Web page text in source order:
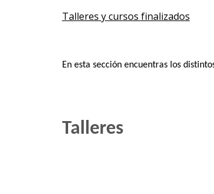
Talleres y cursos finalizados
En esta sección encuentras los
Talleres